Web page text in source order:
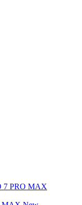
7 PRO MAX